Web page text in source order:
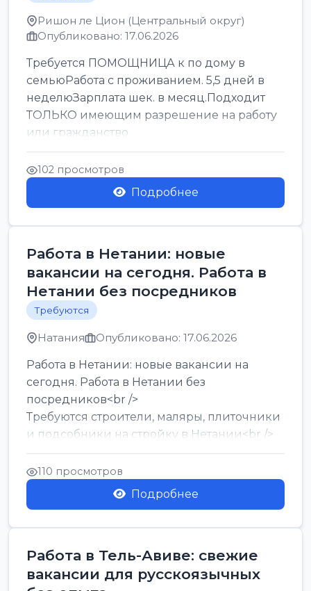
Ришон ле Цион (Центральный округ)
Опубликовано: 17.06.2026
Требуется ПОМОЩНИЦА к по дому в
семьюРабота с проживанием. 5,5 дней в
неделюЗарплата шек. в месяц.Подходит
ТОЛЬКО имеющим разрешение на работу
или гражданство
102 просмотров
Подробнее
Работа в Нетании: новые
вакансии на сегодня. Работа в
Нетании без посредников
Требуются
Натания Опубликовано: 17.06.2026
Работа в Нетании: новые вакансии на
сегодня. Работа в Нетании без
посредников<br />
Требуются строители, маляры, плиточники
и подсобники на стройку в Нетании<br />
Срочно требуются горничные, уборщи...
110 просмотров
Подробнее
Работа в Тель-Авиве: свежие
вакансии для русскоязычных